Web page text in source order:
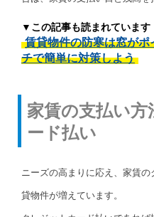
▼この記事も読まれています
賃貸物件の防寒は窓が
チで簡単に対策しよう
家賃の支払い
ード払い
ニーズの高まりに応え、家賃
貸物件が増えています。